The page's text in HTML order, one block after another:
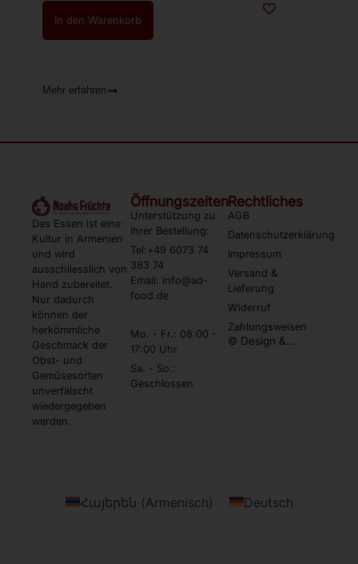
In den Warenkorb
Mehr erfahren
Das Essen ist eine
Kultur in Armenien
und wird
ausschliesslich von
Hand zubereitet.
Nur dadurch
können der
herkömmliche
Geschmack der
Obst- und
Gemüsesorten
unverfälscht
wiedergegeben
werden.
Öffnungszeiten
Unterstützung zu
Ihrer Bestellung:
Tel:+49 6073 74
383 74
Email: info@ad-
food.de
Mo. - Fr.: 08:00 -
17:00 Uhr
Sa. - So.:
Geschlossen
Rechtliches
AGB
Datenschutzerklärung
Impressum
Versand &
Lieferung
Widerruf
Zahlungsweisen
© Design &
Հայերեն (Armenisch) Deutsch